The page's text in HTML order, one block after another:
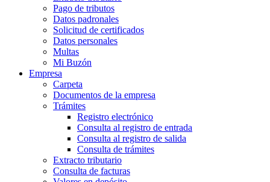
Pago de tributos
Datos padronales
Solicitud de certificados
Datos personales
Multas
Mi Buzón
Empresa
Carpeta
Documentos de la empresa
Trámites
Registro electrónico
Consulta al registro de entrada
Consulta al registro de salida
Consulta de trámites
Extracto tributario
Consulta de facturas